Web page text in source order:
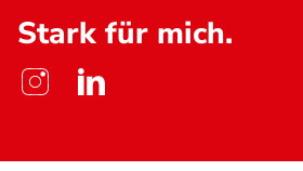
Stark für mich.